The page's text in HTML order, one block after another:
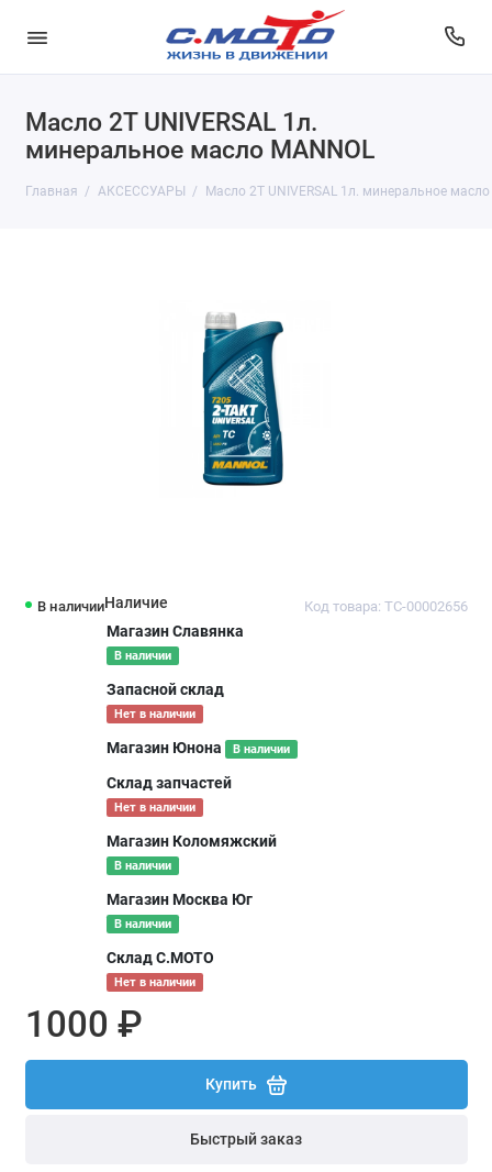
Масло 2Т UNIVERSAL 1л.
минеральное масло MANNOL
Главная АКСЕССУАРЫ Масло 2Т UNIVERSAL 1л. минеральное масло
В наличии Код товара: ТС-00002656
Наличие
Магазин Славянка
В наличии
Запасной склад
Нет в наличии
Магазин Юнона В наличии
Склад запчастей
Нет в наличии
Магазин Коломяжский
В наличии
Магазин Москва Юг
В наличии
Склад С.МОТО
Нет в наличии
1000 ₽
Купить
Быстрый заказ